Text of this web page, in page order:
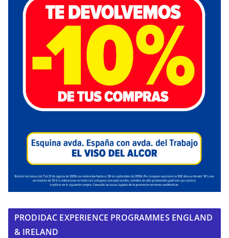
PRODIDAC EXPERIENCE PROGRAMMES ENGLAND
& IRELAND